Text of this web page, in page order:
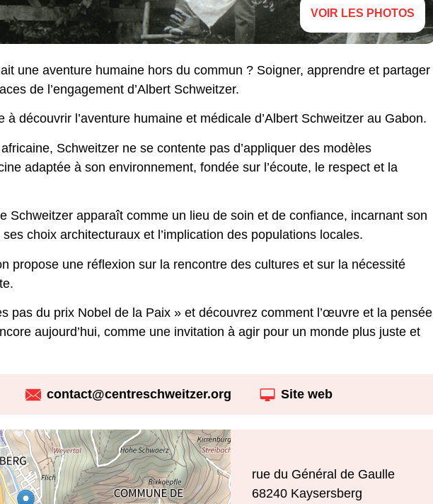
VOIR LES PHOTOS
une aventure humaine hors du commun ? Soigner, apprendre et partager
de l’engagement d’Albert Schweitzer.
découvrir l’aventure humaine et médicale d’Albert Schweitzer au Gabon.
Schweitzer ne se contente pas d’appliquer des modèles
adaptée à son environnement, fondée sur l’écoute, le respect et la
Schweitzer apparaît comme un lieu de soin et de confiance, incarnant son
choix architecturaux et l’implication des populations locales.
propose une réflexion sur la rencontre des cultures et sur la nécessité
pas du prix Nobel de la Paix » et découvrez comment l’œuvre et la pensée
aujourd’hui, comme une invitation à agir pour un monde plus juste et
contact@centreschweitzer.org Site web
rue du Général de Gaulle
68240 Kaysersberg